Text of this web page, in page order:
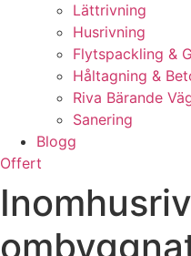
Lättrivning
Husrivning
Flytspackling &
Håltagning &
Riva Bärande
Sanering
Blogg
Offert